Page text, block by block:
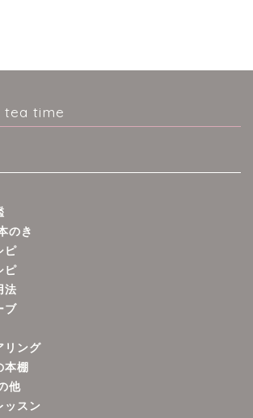
time
のき
ピ
ピ
法
ブ
リング
本棚
他
ッスン